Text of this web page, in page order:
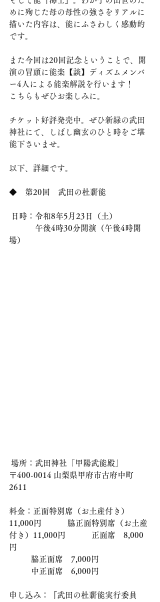
めに殉じた母の母性の強さをリアルに
描いた内容は、能にふさわしく感動的
です。
また今回は20回記念ということで、開
演の冒頭に能楽【談】ディズムメンバ
ー4人による能楽解説を行います！
こちらもぜひお楽しみに。
チケット好評発売中。ぜひ新緑の武田
神社にて、しばし幽玄のひと時をご堪
能下さいませ。
以下、詳細です。
◆　第20回　武田の杜薪能
日時：令和8年5月23日（土）
午後4時30分開演（午後4時開
場）
場所：武田神社「甲陽武能殿」
〒400-0014 山梨県甲府市古府中町
2611
料金：正面特別席（お土産付き）
11,000円 　　　脇正面特別席（お土産
付き）11,000円 　　　正面席　8,000
円
脇正面席　7,000円
中正面席　6,000円
申し込み：『武田の杜薪能実行委員